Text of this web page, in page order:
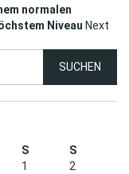
normalen
Niveau Next
S
S
1
2